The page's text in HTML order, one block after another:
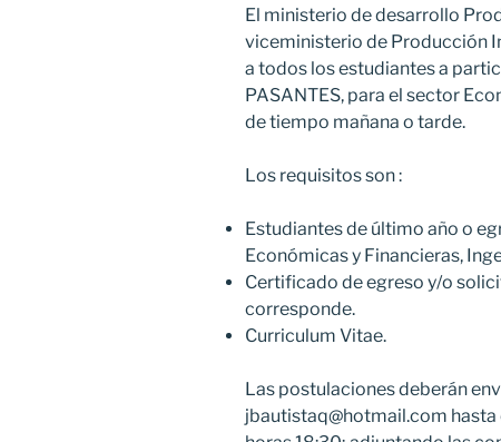
El ministerio de desarrollo
viceministerio de Producción
a todos los estudiantes a
PASANTES, para el sector
de tiempo mañana o tarde.
Los requisitos son :
Estudiantes de último año o
Económicas y Financieras,
Certificado de egreso y/o
corresponde.
Curriculum Vitae.
Las postulaciones deberán
jbautistaq@hotmail.com hasta